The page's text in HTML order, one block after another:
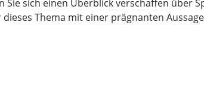
sich einen Überblick verschaffen über
Thema mit einer prägnanten